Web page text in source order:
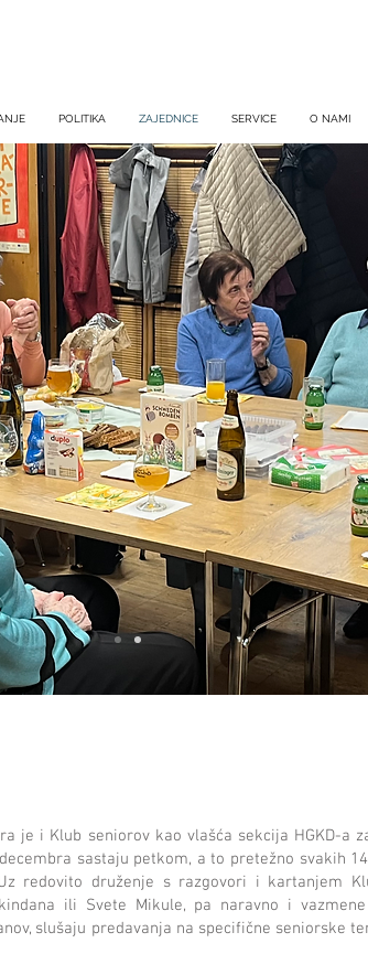
POLITIKA ZAJEDNICE SERVICE O NAMI
je i Klub seniorov kao vlašća sekcija HGKD-a
sastaju petkom, a to pretežno svakih
redovito druženje s razgovori i kartanjem
ili Svete Mikule, pa naravno i
slušaju predavanja na specifične seniorske